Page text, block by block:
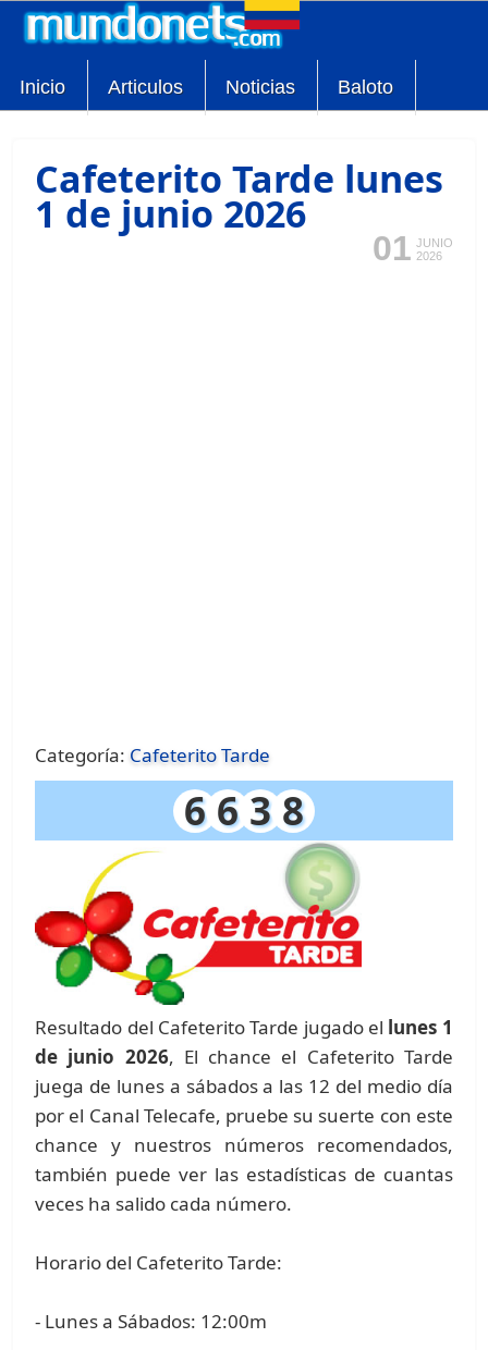
Inicio Articulos Noticias Baloto
Cafeterito Tarde lunes
1 de junio 2026
01 JUNIO
2026
Categoría: Cafeterito Tarde
6 6 3 8
Resultado del Cafeterito Tarde jugado el lunes 1
de junio 2026, El chance el Cafeterito Tarde
juega de lunes a sábados a las 12 del medio día
por el Canal Telecafe, pruebe su suerte con este
chance y nuestros números recomendados,
también puede ver las estadísticas de cuantas
veces ha salido cada número.
Horario del Cafeterito Tarde:
- Lunes a Sábados: 12:00m